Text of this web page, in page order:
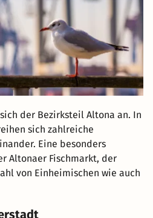
der Bezirksteil Altona an. In
sich zahlreiche
Eine besonders
Altonaer Fischmarkt, der
von Einheimischen wie auch